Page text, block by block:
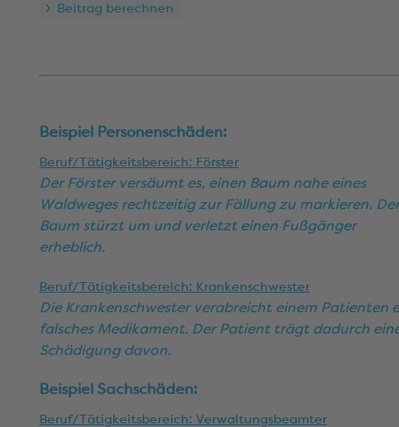
Beitrag berechnen
Beispiel Personenschäden:
Beruf/Tätigkeitsbereich: Förster
Der Förster versäumt es, einen Baum nahe eines
Waldweges rechtzeitig zur Fällung zu markieren. Der
Baum stürzt um und verletzt einen Fußgänger
erheblich.
Beruf/Tätigkeitsbereich: Krankenschwester
Die Krankenschwester verabreicht einem Patienten
falsches Medikament. Der Patient trägt dadurch
Schädigung davon.
Beispiel Sachschäden:
Beruf/Tätigkeitsbereich: Verwaltungsbeamter